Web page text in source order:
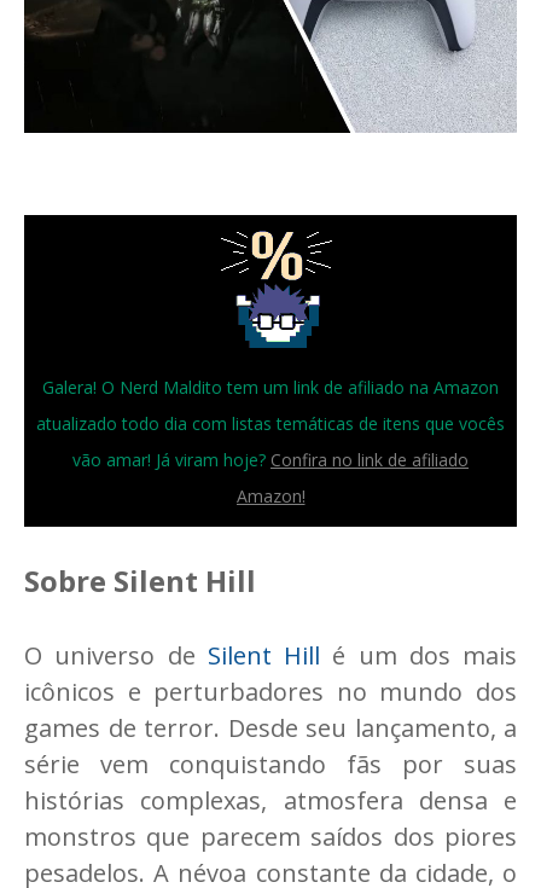
Galera! O Nerd Maldito tem um link de afiliado na Amazon
atualizado todo dia com listas temáticas de itens que vocês
vão amar! Já viram hoje? Confira no link de afiliado
Amazon!
Sobre Silent Hill
O universo de Silent Hill é um dos mais
icônicos e perturbadores no mundo dos
games de terror. Desde seu lançamento, a
série vem conquistando fãs por suas
histórias complexas, atmosfera densa e
monstros que parecem saídos dos piores
pesadelos. A névoa constante da cidade, o